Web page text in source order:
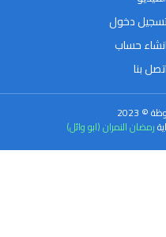
دخول
انشاء حساب
اتصل بنا
2023
رمضان النمران (ابو وائل)